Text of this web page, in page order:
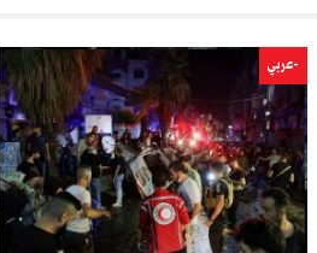
-عربي